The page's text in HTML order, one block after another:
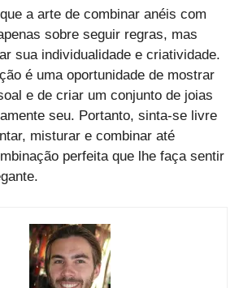
a arte de combinar anéis com
sobre seguir regras, mas
sua individualidade e criatividade.
é uma oportunidade de mostrar
e de criar um conjunto de joias
seu. Portanto, sinta-se livre
misturar e combinar até
perfeita que lhe faça sentir